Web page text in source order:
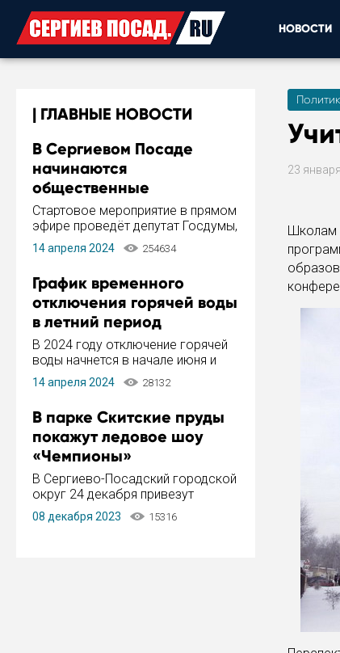
НОВОСТИ
ГЛАВНЫЕ НОВОСТИ
В Сергиевом Посаде
начинаются
общественные
обсуждения Стратегии
развития города
Стартовое мероприятие в прямом
эфире проведёт депутат Госдумы,
инициатор и автор Концепции
развития Сергиева Посада и
Пахомов.
14 апреля 2024 254634
График временного
отключения горячей воды
в летний период
В 2024 году отключение горячей
воды начнется в начале июня и
завершится в конце августа.
Период отключения составит не
14 апреля 2024 28132
В парке Скитские пруды
покажут ледовое шоу
«Чемпионы»
В Сергиево-Посадский городской
округ 24 декабря привезут
ледовый тур «Чемпионы»
заслуженного мастера спорта,
08 декабря 2023 15316
23